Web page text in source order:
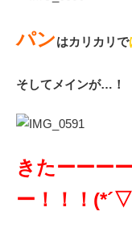
パンはカリカリで
そしてメインが…！
きたーーー
ー！！！